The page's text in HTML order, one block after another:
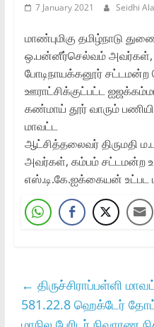
7 January 2021 Seidhi
மாண்புமிகு தமிழ்நாடு
ஒ.பன்னீர்செல்வம்‌ அவர்கள்‌,
போடிநாயக்கனூர்‌ சட்டமன்ற
ஊராட்சிக்குட்பட்ட
கண்மாய்‌ தூர்‌ வாரும்‌
மாவட்ட
ஆட்சித்தலைவர்‌ திருமதி
அவர்கள்‌, கம்பம்‌ சட்டமன்ற
எஸ்‌.டி.கே.ஐக்கையன்‌ உட்பட
← திருச்சிராப்பள்ளி
581.22.8 ஹெக்டேர்